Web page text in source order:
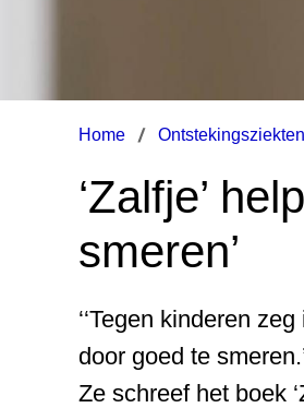
Home Ontstekingsziekten
‘Zalfje’
smeren’
‘‘Tegen kinderen
door goed te
Ze schreef het boek